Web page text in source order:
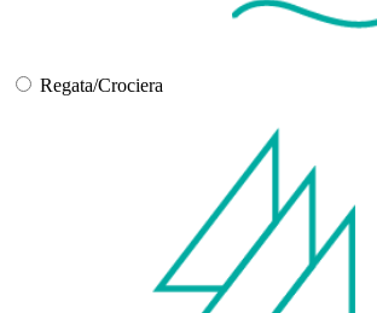
Regata/Crociera